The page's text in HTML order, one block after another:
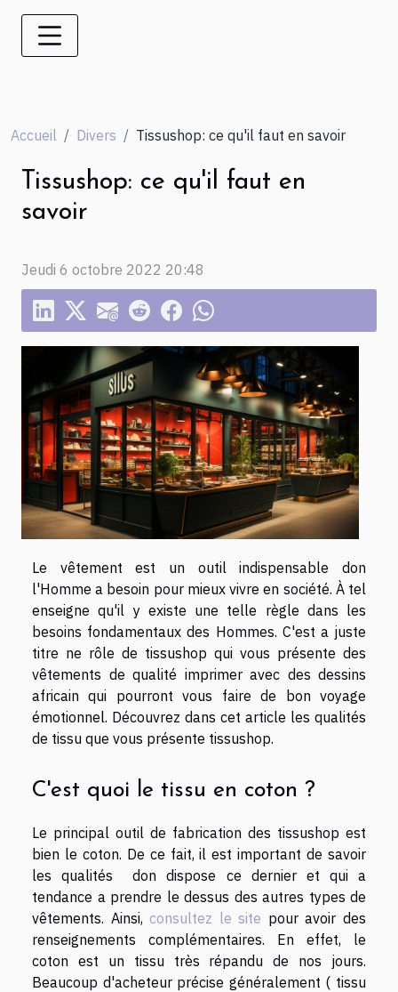
Accueil Divers Tissushop: ce qu'il faut en savoir
Tissushop: ce qu'il faut en
savoir
Jeudi 6 octobre 2022 20:48
Le vêtement est un outil indispensable don
l'Homme a besoin pour mieux vivre en société. À tel
enseigne qu'il y existe une telle règle dans les
besoins fondamentaux des Hommes. C'est a juste
titre ne rôle de tissushop qui vous présente des
vêtements de qualité imprimer avec des dessins
africain qui pourront vous faire de bon voyage
émotionnel. Découvrez dans cet article les qualités
de tissu que vous présente tissushop.
C'est quoi le tissu en coton ?
Le principal outil de fabrication des tissushop est
bien le coton. De ce fait, il est important de savoir
les qualités don dispose ce dernier et qui a
tendance a prendre le dessus des autres types de
vêtements. Ainsi,consultez le site pour avoir des
renseignements complémentaires. En effet, le
coton est un tissu très répandu de nos jours.
Beaucoup d'acheteur précise généralement ( tissu